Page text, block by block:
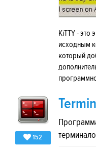
KiTTY - это
исходным
который
152